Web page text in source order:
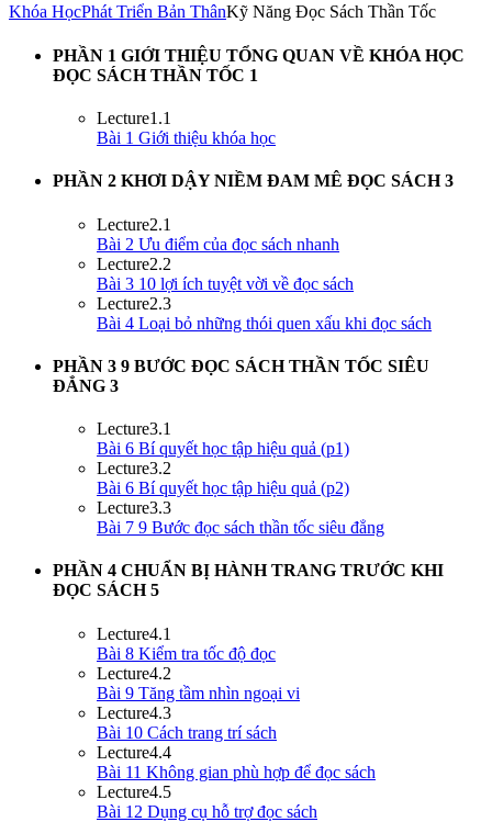
Khóa HọcPhát Triển Bản ThânKỹ Năng Đọc Sách Thần Tốc
PHẦN 1 GIỚI THIỆU TỔNG QUAN VỀ KHÓA HỌC
ĐỌC SÁCH THẦN TỐC 1
Lecture1.1
Bài 1 Giới thiệu khóa học
PHẦN 2 KHƠI DẬY NIỀM ĐAM MÊ ĐỌC SÁCH3
Lecture2.1
Bài 2 Ưu điểm của đọc sách nhanh
Lecture2.2
Bài 3 10 lợi ích tuyệt vời về đọc sách
Lecture2.3
Bài 4 Loại bỏ những thói quen xấu khi đọc sách
PHẦN 3 9 BƯỚC ĐỌC SÁCH THẦN TỐC SIÊU
ĐẲNG 3
Lecture3.1
Bài 6 Bí quyết học tập hiệu quả (p1)
Lecture3.2
Bài 6 Bí quyết học tập hiệu quả (p2)
Lecture3.3
Bài 7 9 Bước đọc sách thần tốc siêu đẳng
PHẦN 4 CHUẨN BỊ HÀNH TRANG TRƯỚC KHI
ĐỌC SÁCH5
Lecture4.1
Bài 8 Kiểm tra tốc độ đọc
Lecture4.2
Bài 9 Tăng tầm nhìn ngoại vi
Lecture4.3
Bài 10 Cách trang trí sách
Lecture4.4
Bài 11 Không gian phù hợp để đọc sách
Lecture4.5
Bài 12 Dụng cụ hỗ trợ đọc sách